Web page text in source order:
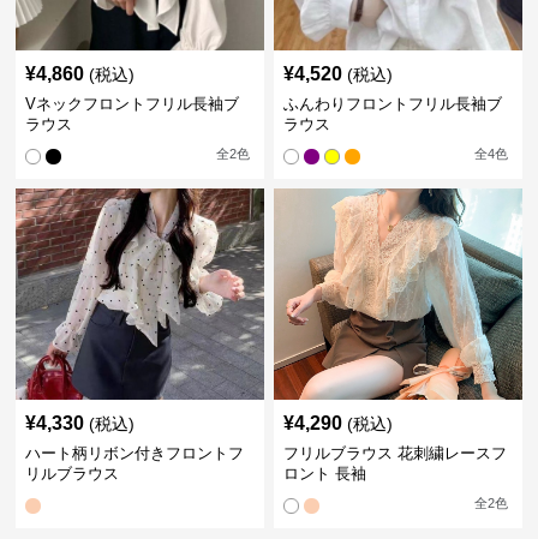
¥4,860 (税込)
Vネックフロントフリル長袖ブ
ラウス
全2色
¥4,520 (税込)
ふんわりフロントフリル長袖ブ
ラウス
全4色
¥4,330 (税込)
ハート柄リボン付きフロントフ
リルブラウス
¥4,290 (税込)
フリルブラウス 花刺繍レースフ
ロント 長袖
全2色